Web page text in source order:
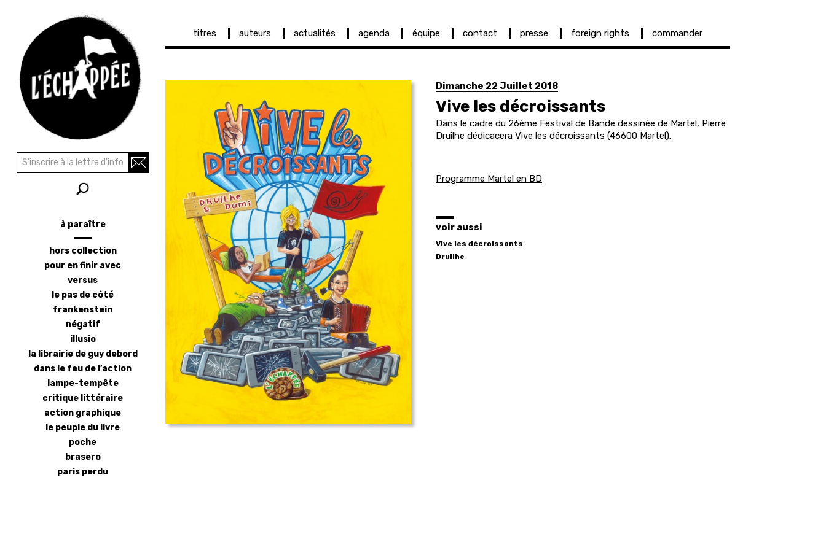
contenu
principal
principale
titres auteurs actualités agenda équipe contact presse foreign rights commander
Dimanche 22 Juillet 2018
Vive les décroissants
Dans le cadre du 26ème Festival de Bande dessinée de Martel, Pierre
Druilhe dédicacera Vive les décroissants (46600 Martel).
Programme Martel en BD
voir aussi
Vive les décroissants
Druilhe
Rechercher
latéral
à paraître
hors collection
pour en finir avec
versus
le pas de côté
frankenstein
négatif
illusio
la librairie de guy debord
dans le feu de l’action
lampe-tempête
critique littéraire
action graphique
le peuple du livre
poche
brasero
paris perdu